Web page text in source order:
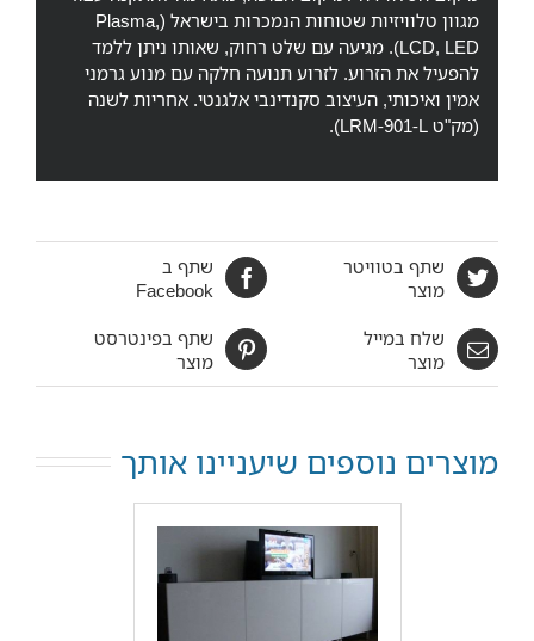
מגוון טלוויזיות שטוחות הנמכרות בישראל (Plasma,
LCD, LED). מגיעה עם שלט רחוק, שאותו ניתן ללמד
להפעיל את הזרוע. לזרוע תנועה חלקה עם מנוע גרמני
אמין ואיכותי, העיצוב סקנדינבי אלגנטי. אחריות לשנה
(מק"ט LRM-901-L).
שתף ב
Facebook
שתף בטוויטר
מוצר
שתף בפינטרסט
מוצר
שלח במייל
מוצר
מוצרים נוספים שיעניינו אותך